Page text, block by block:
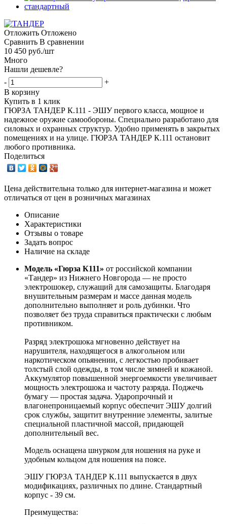
Отложить Отложено
Сравнить В сравнении
10 450 руб./шт
Много
Нашли дешевле?
-
+
В корзину
Купить в 1 клик
ГЮРЗА ТАНДЕР К.111 - ЭШУ первого класса, мощное и
надежное оружие самообороны. Специально разработано для
силовых и охранных структур. Удобно применять в закрытых
помещениях и на улице. ГЮРЗА ТАНДЕР К.111 остановит
любого противника.
Поделиться
Цена действительна только для интернет-магазина и может
отличаться от цен в розничных магазинах
Описание
Характеристики
Отзывы о товаре
Задать вопрос
Наличие на складе
Модель «Гюрза К111» от российской компании
«Тандер» из Нижнего Новгорода — не просто
электрошокер, служащий для самозащиты. Благодаря
внушительным размерам и массе данная модель
дополнительно выполняет и роль дубинки. Что
позволяет без труда справиться практически с любым
противником.
Разряд электрошока мгновенно действует на
нарушителя, находящегося в алкогольном или
наркотическом опьянении, с легкостью пробивает
толстый слой одежды, в том числе зимней и кожаной.
Аккумулятор повышенной энергоемкости увеличивает
мощность электрошока и частоту разряда. Поджечь
бумагу — простая задача. Ударопрочный и
влагонепроницаемый корпус обеспечит ЭШУ долгий
срок службы, защитит внутренние элементы, залитые
специальной пластичной массой, придающей
дополнительный вес.
Модель оснащена шнурком для ношения на руке и
удобным кольцом для ношения на поясе.
ЭШУ ГЮРЗА ТАНДЕР К.111 выпускается в двух
модификациях, различных по длине. Стандартный
корпус - 39 см.
Преимущества: